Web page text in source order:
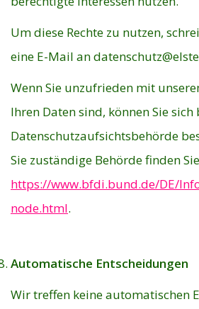
Um diese Rechte zu nutzen,
eine E-Mail an
Wenn Sie unzufrieden mit
Ihren Daten sind, können Sie sich
Datenschutzaufsichtsbehörde
Sie zuständige Behörde finden
https://www.bfdi.bund.de/DE/
node.html.
Automatische Entscheidungen
Wir treffen keine automatischen